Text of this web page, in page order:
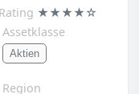
Rating ★★★★☆
Assetklasse
Aktien
Region